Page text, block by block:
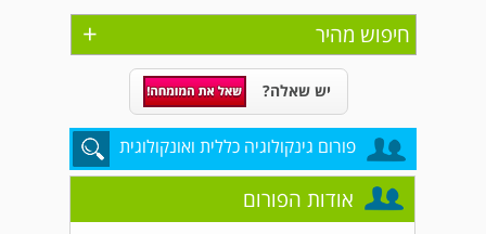
+ חיפוש מהיר
יש שאלה?
פורום גינקולוגיה כללית ואונקולוגית
אודות הפורום